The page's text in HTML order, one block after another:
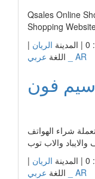
Qsales Online
Shopping
الريان |
اللغة عربي _ AR
شراء الهواتف
والايباد والاب توب
الريان |
اللغة عربي _ AR